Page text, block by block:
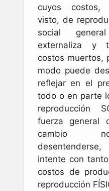
cuyos costos,
visto, de
social
externaliza y
costos muertos,
modo puede
reflejar en el
todo o en parte
reproducción
fuerza general
cambio
intente con
costos de
reproducción